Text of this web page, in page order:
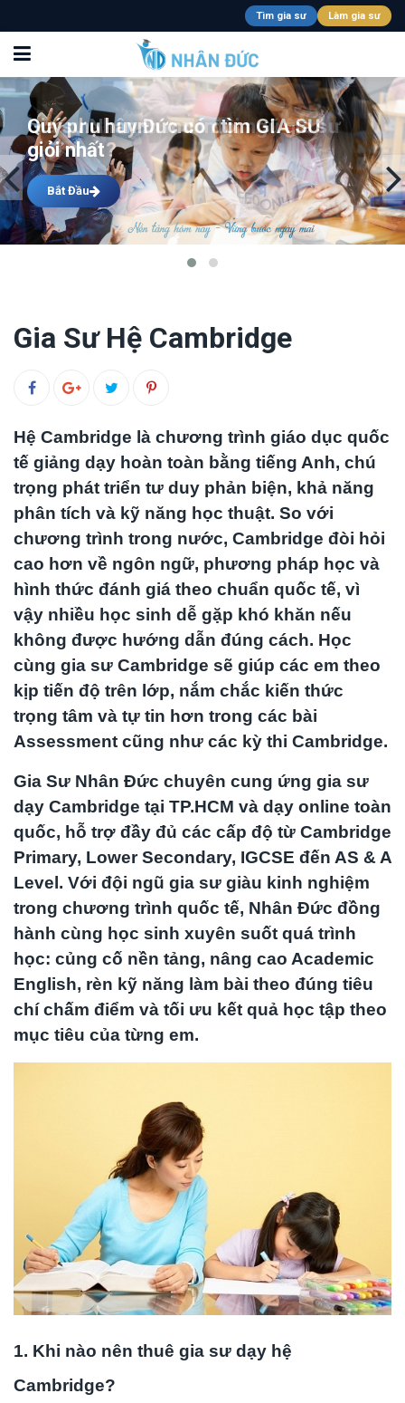
Tìm gia sư Làm gia sư
Quý phụ huynh muốn tìm GIA SƯ
giỏi nhất?
Bắt Đầu
Gia Sư Hệ Cambridge
Hệ Cambridge là chương trình giáo dục quốc
tế giảng dạy hoàn toàn bằng tiếng Anh, chú
trọng phát triển tư duy phản biện, khả năng
phân tích và kỹ năng học thuật. So với
chương trình trong nước, Cambridge đòi hỏi
cao hơn về ngôn ngữ, phương pháp học và
hình thức đánh giá theo chuẩn quốc tế, vì
vậy nhiều học sinh dễ gặp khó khăn nếu
không được hướng dẫn đúng cách. Học
cùng gia sư Cambridge sẽ giúp các em theo
kịp tiến độ trên lớp, nắm chắc kiến thức
trọng tâm và tự tin hơn trong các bài
Assessment cũng như các kỳ thi Cambridge.
Gia Sư Nhân Đức chuyên cung ứng gia sư
dạy Cambridge tại TP.HCM và dạy online toàn
quốc, hỗ trợ đầy đủ các cấp độ từ Cambridge
Primary, Lower Secondary, IGCSE đến AS & A
Level. Với đội ngũ gia sư giàu kinh nghiệm
trong chương trình quốc tế, Nhân Đức đồng
hành cùng học sinh xuyên suốt quá trình
học: củng cố nền tảng, nâng cao Academic
English, rèn kỹ năng làm bài theo đúng tiêu
chí chấm điểm và tối ưu kết quả học tập theo
mục tiêu của từng em.
1. Khi nào nên thuê gia sư dạy hệ
Cambridge?